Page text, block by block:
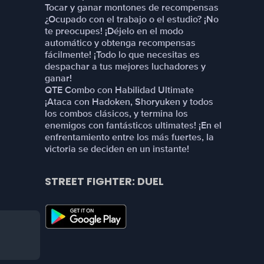
Tocar y ganar montones de recompensas
¿Ocupado con el trabajo o el estudio? ¡No
te preocupes! ¡Déjelo en el modo
automático y obtenga recompensas
fácilmente! ¡Todo lo que necesitas es
despachar a tus mejores luchadores y
ganar!
QTE Combo con Habilidad Ultimate
¡Ataca con Hadoken, Shoryuken y todos
los combos clásicos, y termina los
enemigos con fantásticos ultimates! ¡En el
enfrentamiento entre los más fuertes, la
victoria se deciden en un instante!
STREET FIGHTER: DUEL